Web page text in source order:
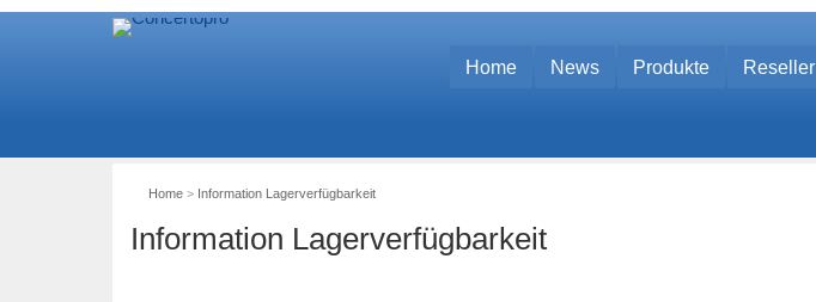
Home News Produkte Reseller
Home> Information Lagerverfügbarkeit
Information Lagerverfügbarkeit